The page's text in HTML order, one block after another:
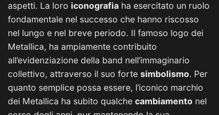
aspetti. La loro iconografia ha esercitato un ruolo
fondamentale nel successo che hanno riscosso
nel lungo e nel breve periodo. Il famoso logo dei
Metallica, ha ampiamente contribuito
all’evidenziazione della band nell’immaginario
collettivo, attraverso il suo forte simbolismo. Per
quanto semplice possa essere, l’iconico marchio
dei Metallica ha subito qualche cambiamento nel